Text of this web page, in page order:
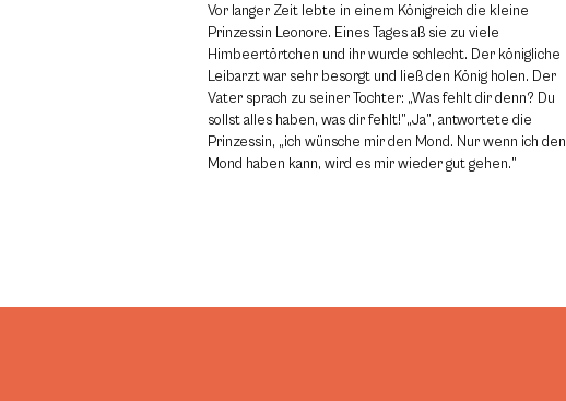
Vor langer Zeit lebte in einem Königreich die kleine
Prinzessin Leonore. Eines Tages aß sie zu viele
Himbeertörtchen und ihr wurde schlecht. Der königliche
Leibarzt war sehr besorgt und ließ den König holen. Der
Vater sprach zu seiner Tochter: „Was fehlt dir denn? Du
sollst alles haben, was dir fehlt!”„Ja”, antwortete die
Prinzessin, „ich wünsche mir den Mond. Nur wenn ich den
Mond haben kann, wird es mir wieder gut gehen.”